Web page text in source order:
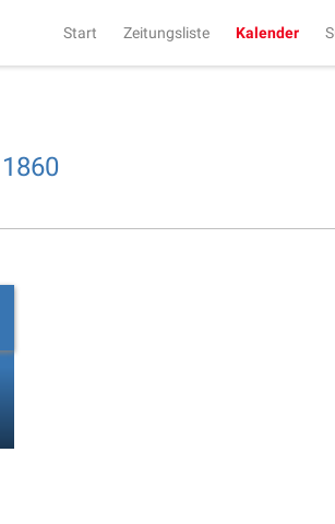
Start Zeitungsliste Kalender
1860